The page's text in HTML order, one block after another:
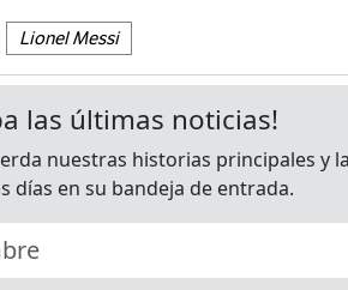
Lionel Messi